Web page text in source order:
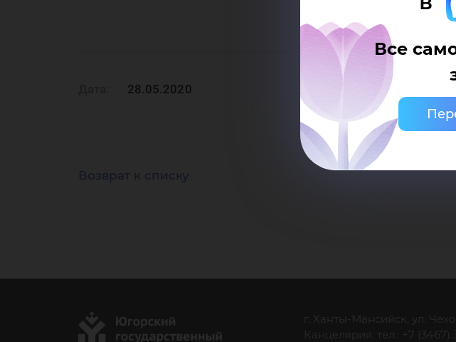
Все
28.05.2020
Возврат к списку
г. Ханты-Мансийск, ул.
Канцелярия: тел.: +7 (3467)